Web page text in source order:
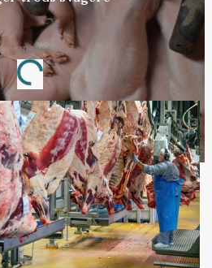
Annonce
Loading...